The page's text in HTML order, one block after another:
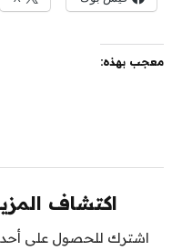
معجب بهذه:
اكتشاف
اشترك للحصول على